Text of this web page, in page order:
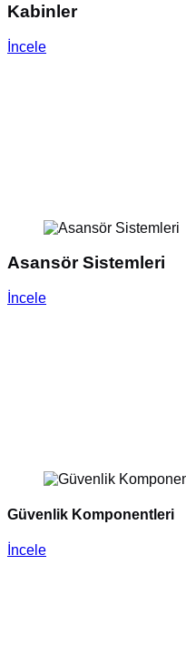
Kabinler
İncele
Asansör Sistemleri
İncele
Güvenlik Komponentleri
İncele